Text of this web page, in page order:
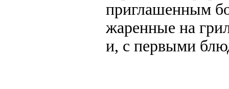
приглашенным
жаренные на
и, с первыми